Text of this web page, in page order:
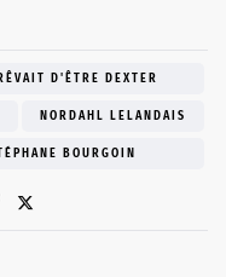
D'ÊTRE DEXTER
NORDAHL LELANDAIS
BOURGOIN